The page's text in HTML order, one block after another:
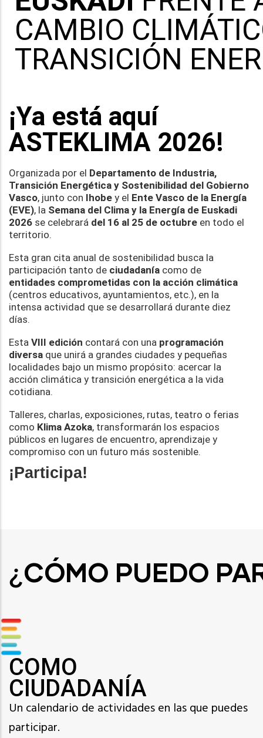
CAMBIO
TRANSICIÓN
¡Ya está aquí
ASTEKLIMA 2026!
Organizada por el Departamento de Industria,
Transición Energética y Sostenibilidad del Gobierno
Vasco, junto con Ihobe y el Ente Vasco de la Energía
(EVE), la Semana del Clima y la Energía de Euskadi
2026 se celebrará del 16 al 25 de octubre en todo el
territorio.
Esta gran cita anual de sostenibilidad busca la
participación tanto de ciudadanía como de
entidades comprometidas con la acción climática
(centros educativos, ayuntamientos, etc.), en la
intensa actividad que se desarrollará durante diez
días.
Esta VIII edición contará con una programación
diversa que unirá a grandes ciudades y pequeñas
localidades bajo un mismo propósito: acercar la
acción climática y transición energética a la vida
cotidiana.
Talleres, charlas, exposiciones, rutas, teatro o ferias
como Klima Azoka, transformarán los espacios
públicos en lugares de encuentro, aprendizaje y
compromiso con un futuro más sostenible.
¡Participa!
¿ CÓMO PUEDO
COMO
CIUDADANÍA
Un calendario de actividades en las que puedes
participar.